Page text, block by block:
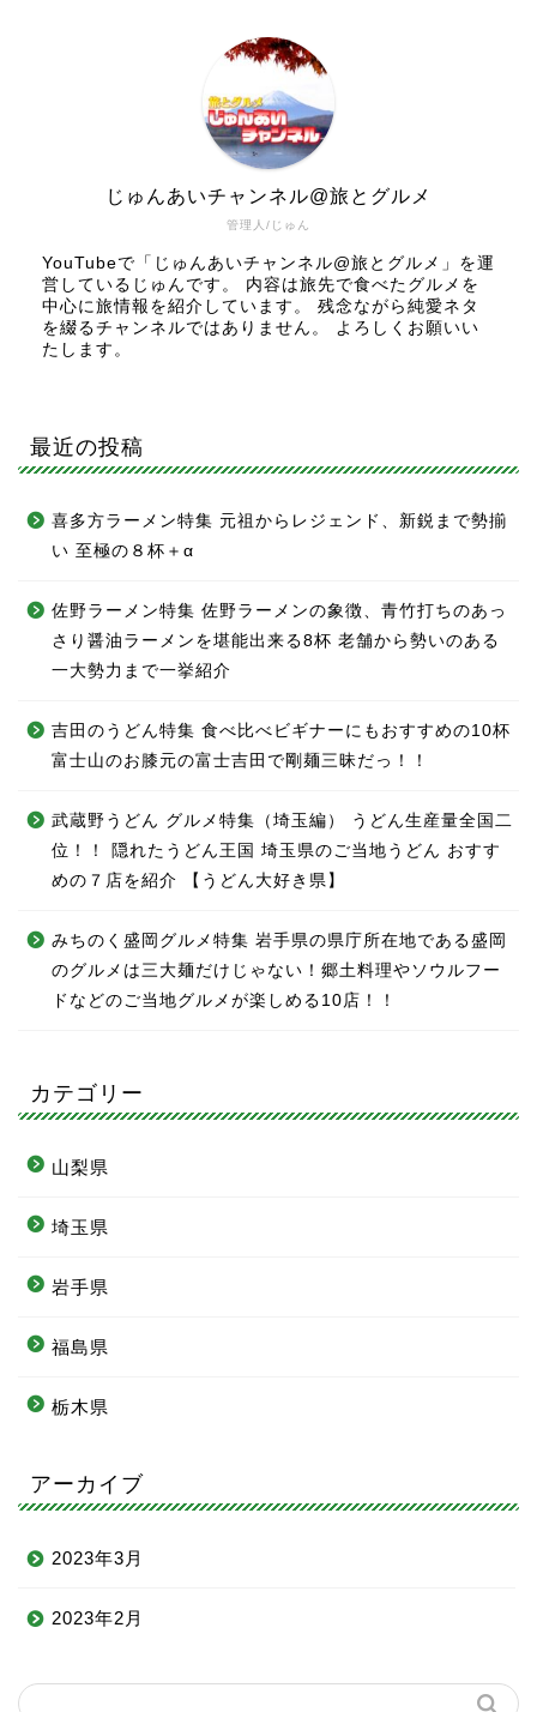
管理人/じゅん
じゅんあいチャンネル@旅とグルメ
YouTubeで「じゅんあいチャンネル@旅とグルメ」を運
営しているじゅんです。 内容は旅先で食べたグルメを
中心に旅情報を紹介しています。 残念ながら純愛ネタ
を綴るチャンネルではありません。 よろしくお願いい
たします。
最近の投稿
喜多方ラーメン特集 元祖からレジェンド、新鋭まで勢揃
い 至極の８杯＋α
佐野ラーメン特集 佐野ラーメンの象徴、青竹打ちのあっ
さり醤油ラーメンを堪能出来る8杯 老舗から勢いのある
一大勢力まで一挙紹介
吉田のうどん特集 食べ比べビギナーにもおすすめの10杯
富士山のお膝元の富士吉田で剛麺三昧だっ！！
武蔵野うどん グルメ特集（埼玉編） うどん生産量全国二
位！！ 隠れたうどん王国 埼玉県のご当地うどん おすす
めの７店を紹介 【うどん大好き県】
みちのく盛岡グルメ特集 岩手県の県庁所在地である盛岡
のグルメは三大麺だけじゃない！郷土料理やソウルフー
ドなどのご当地グルメが楽しめる10店！！
カテゴリー
山梨県
埼玉県
岩手県
福島県
栃木県
アーカイブ
2023年3月
2023年2月